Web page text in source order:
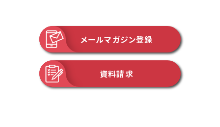
メールマガジン登録
資料請求